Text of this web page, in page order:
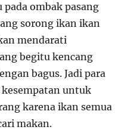
ombak pasang
sorong ikan ikan
mendarati
begitu kencang
bagus. Jadi para
untuk
karena ikan semua
makan.